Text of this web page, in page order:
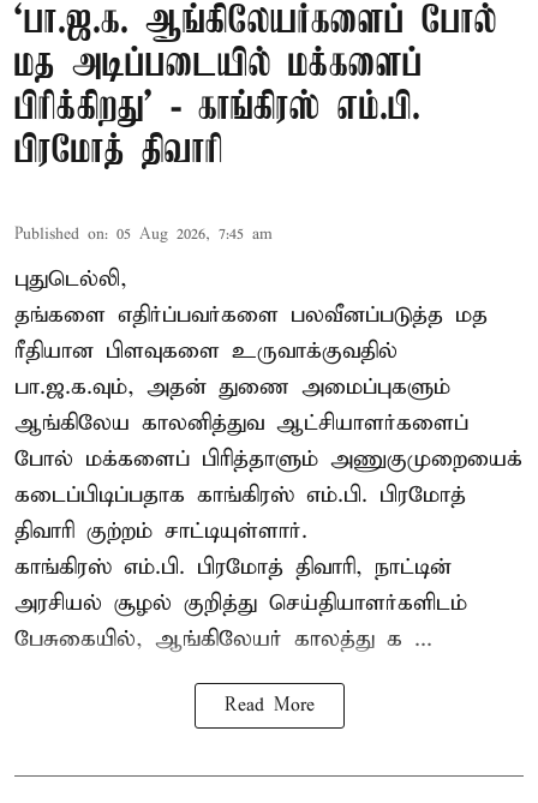
‘பா.ஜ.க. ஆங்கிலேயர்களைப் போல்
மத அடிப்படையில் மக்களைப்
பிரிக்கிறது’ - காங்கிரஸ் எம்.பி.
பிரமோத் திவாரி
Published on: 05 Aug 2026, 7:45 am
புதுடெல்லி,
தங்களை எதிர்ப்பவர்களை பலவீனப்படுத்த மத
ரீதியான பிளவுகளை உருவாக்குவதில்
பா.ஜ.க.வும், அதன் துணை அமைப்புகளும்
ஆங்கிலேய காலனித்துவ ஆட்சியாளர்களைப்
போல் மக்களைப் பிரித்தாளும் அணுகுமுறையைக்
கடைப்பிடிப்பதாக காங்கிரஸ் எம்.பி. பிரமோத்
திவாரி குற்றம் சாட்டியுள்ளார்.
காங்கிரஸ் எம்.பி. பிரமோத் திவாரி, நாட்டின்
அரசியல் சூழல் குறித்து செய்தியாளர்களிடம்
பேசுகையில், ஆங்கிலேயர் காலத்து க ...
Read More